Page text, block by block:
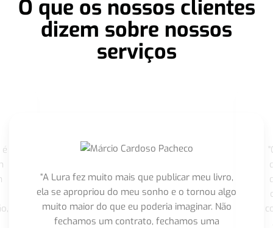
O que os nossos clientes
dizem sobre nossos
serviços
“A Lura fez muito mais que publicar meu livro,
ela se apropriou do meu sonho e o tornou algo
muito maior do que eu poderia imaginar. Não
fechamos um contrato, fechamos uma